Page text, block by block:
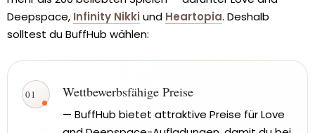
Deepspace, Infinity Nikkiund Heartopia. Deshalb
solltest du BuffHub wählen:
Wettbewerbsfähige Preise
— BuffHub bietet attraktive Preise für Love